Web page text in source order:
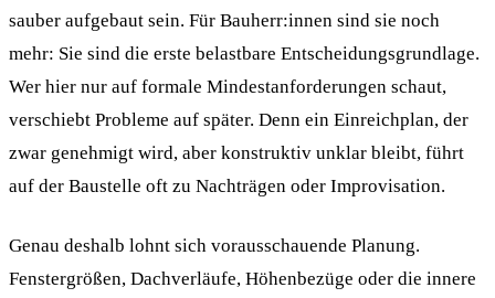
sauber aufgebaut sein. Für Bauherr:innen sind sie noch
mehr: Sie sind die erste belastbare Entscheidungsgrundlage.
Wer hier nur auf formale Mindestanforderungen schaut,
verschiebt Probleme auf später. Denn ein Einreichplan, der
zwar genehmigt wird, aber konstruktiv unklar bleibt, führt
auf der Baustelle oft zu Nachträgen oder Improvisation.
Genau deshalb lohnt sich vorausschauende Planung.
Fenstergrößen, Dachverläufe, Höhenbezüge oder die innere